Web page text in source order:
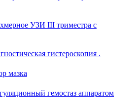
УЗИ III триместра с
гистероскопия .
мазка
гемостаз аппаратом